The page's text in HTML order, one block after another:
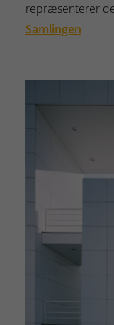
repræsenterer
Samlingen